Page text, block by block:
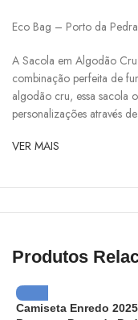
Eco Bag – Porto da Pedra
A Sacola em Algodão
combinação perfeita de
algodão cru, essa sacola
personalizações através
VER MAIS
Produtos
Camiseta Enredo 2025